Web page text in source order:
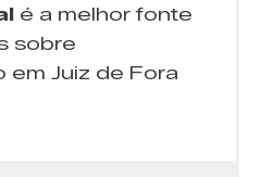
é a melhor fonte
sobre
em Juiz de Fora